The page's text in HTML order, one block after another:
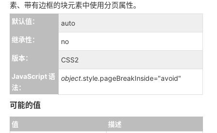
素、带有边框的块元素中使用分页属性。
默认值：
auto
继承性：
no
版本：
CSS2
JavaScript 语
法：
object.style.pageBreakInside="avoid"
可能的值
值 描述